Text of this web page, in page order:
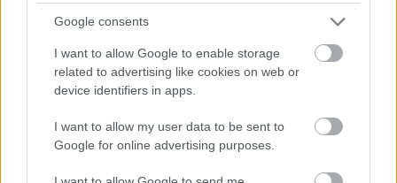
Google consents
I want to allow Google to enable storage
related to advertising like cookies on web or
device identifiers in apps.
I want to allow my user data to be sent to
Google for online advertising purposes.